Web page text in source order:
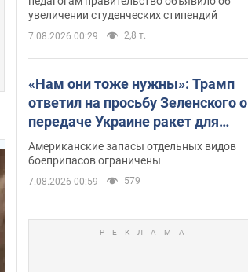
увеличении студенческих стипендий
7.08.2026 00:29 2,8 т.
«Нам они тоже нужны»: Трамп
ответил на просьбу Зеленского о
передаче Украине ракет для
Patriot
Американские запасы отдельных видов
боеприпасов ограничены
7.08.2026 00:59 579